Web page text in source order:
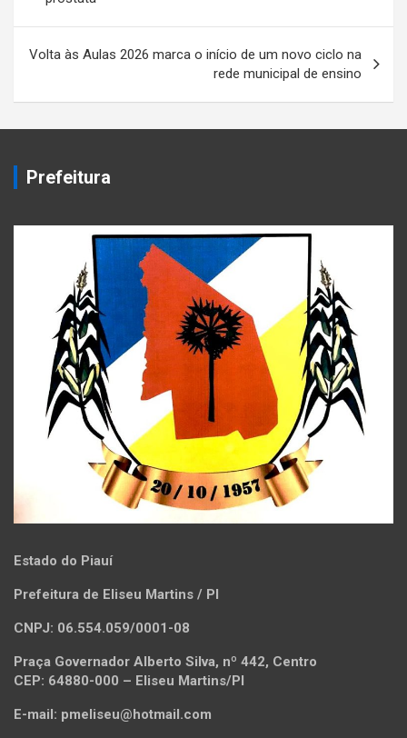
Volta às Aulas 2026 marca o início de um novo ciclo na
rede municipal de ensino
Prefeitura
Estado do Piauí
Prefeitura de Eliseu Martins / PI
CNPJ: 06.554.059/0001-08
Praça Governador Alberto Silva, nº 442, Centro
CEP: 64880-000 – Eliseu Martins/PI
E-mail: pmeliseu@hotmail.com